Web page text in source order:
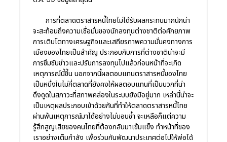
การที่ตลาดตราสารหนี้ไทยไม่ได้รับผลกระทบมากนักน่า
จะสะท้อนถึงความเชื่อมั่นของนักลงทุนต่างชาติต่อศักยภาพ
การเติบโตทางเศรษฐกิจและเสถียรภาพความมั่นคงทางการ
เมืองของไทยเป็นสำคัญ ประกอบกับการที่ต่างชาติน่าจะมี
การซึมซับข่าวและปรับการลงทุนไปแล้วก่อนหน้าที่จะเกิด
เหตุการณ์นี้ขึ้น นอกจากนี้ผลตอบแทนตราสารหนี้ของไทย
เป็นหนึ่งในไม่กี่ตลาดที่ยังคงให้ผลตอบแทนที่เป็นบวกที่น่า
ดึงดูดในสภาวะที่สภาพคล่องในระบบยังมีอยู่มาก เหล่านี้น่าจะ
เป็นเหตุผลประกอบเข้าด้วยกันที่ทำให้ตลาดตราสารหนี้ไทย
ผ่านพ้นเหตุการณ์มาได้อย่างไม่บอบช้ำ จะเหลือก็แต่ความ
รู้สึกสูญเสียของคนไทยที่ต้องกลับมาเข้มแข็ง ทำหน้าที่ของ
เราอย่างเต็มกำลัง เพื่อร่วมกันพัฒนาประเทศต่อไปให้พ่อได้